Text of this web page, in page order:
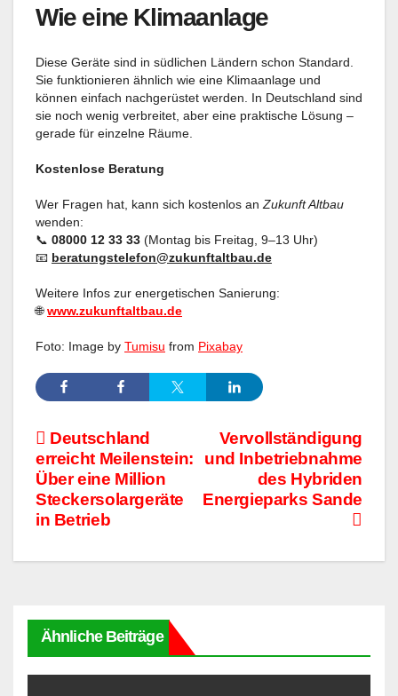
Wie eine Klimaanlage
Diese Geräte sind in südlichen Ländern schon Standard.
Sie funktionieren ähnlich wie eine Klimaanlage und
können einfach nachgerüstet werden. In Deutschland sind
sie noch wenig verbreitet, aber eine praktische Lösung –
gerade für einzelne Räume.
Kostenlose Beratung
Wer Fragen hat, kann sich kostenlos an Zukunft Altbau
wenden:
📞 08000 12 33 33 (Montag bis Freitag, 9–13 Uhr)
📧 beratungstelefon@zukunftaltbau.de
Weitere Infos zur energetischen Sanierung:
🌐www.zukunftaltbau.de
Foto: Image by Tumisu from Pixabay
BeitragsnavigationVervollständigung
und Inbetriebnahme
des Hybriden
Energieparks Sande
Deutschland
erreicht Meilenstein:
Über eine Million
Steckersolargeräte
in Betrieb
Ähnliche Beiträge